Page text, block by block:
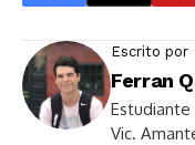
Escrito por
Ferran
Vic.